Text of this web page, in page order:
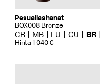
Pesuallashanat
BOX008 Bronze
CR MB LU CU BR
Hinta 1 040 €